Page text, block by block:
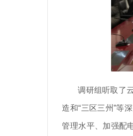
调研组听取了
造和“三区三州”等
管理水平、加强配